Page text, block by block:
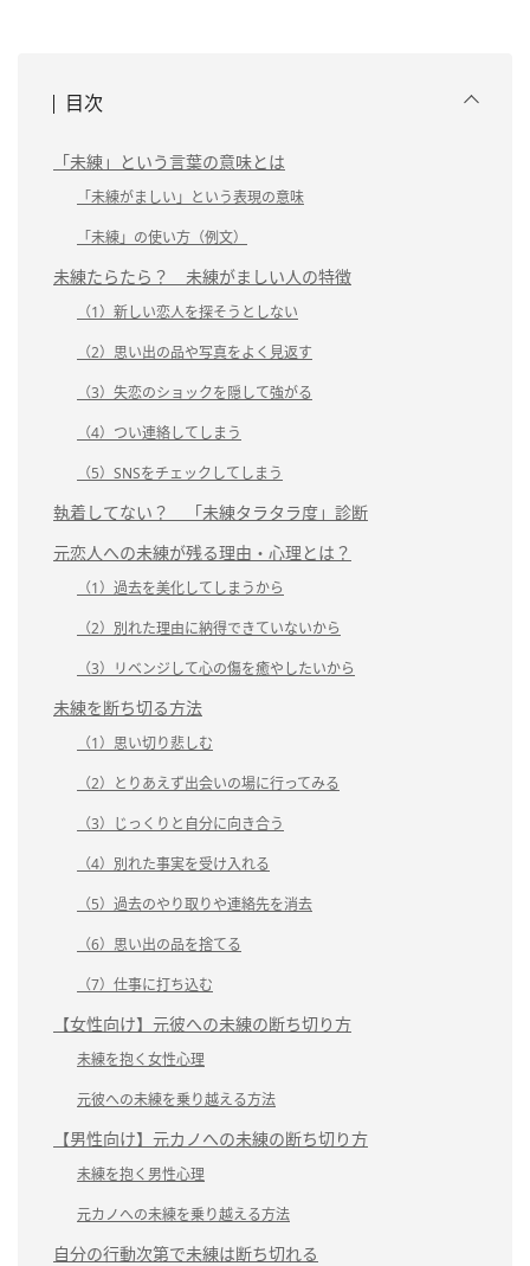
目次
「未練」という言葉の意味とは
「未練がましい」という表現の意味
「未練」の使い方（例文）
未練たらたら？ 未練がましい人の特徴
（1）新しい恋人を探そうとしない
（2）思い出の品や写真をよく見返す
（3）失恋のショックを隠して強がる
（4）つい連絡してしまう
（5）SNSをチェックしてしまう
執着してない？ 「未練タラタラ度」診断
元恋人への未練が残る理由・心理とは？
（1）過去を美化してしまうから
（2）別れた理由に納得できていないから
（3）リベンジして心の傷を癒やしたいから
未練を断ち切る方法
（1）思い切り悲しむ
（2）とりあえず出会いの場に行ってみる
（3）じっくりと自分に向き合う
（4）別れた事実を受け入れる
（5）過去のやり取りや連絡先を消去
（6）思い出の品を捨てる
（7）仕事に打ち込む
【女性向け】元彼への未練の断ち切り方
未練を抱く女性心理
元彼への未練を乗り越える方法
【男性向け】元カノへの未練の断ち切り方
未練を抱く男性心理
元カノへの未練を乗り越える方法
自分の行動次第で未練は断ち切れる